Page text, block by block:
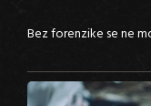
Bez forenzike se ne